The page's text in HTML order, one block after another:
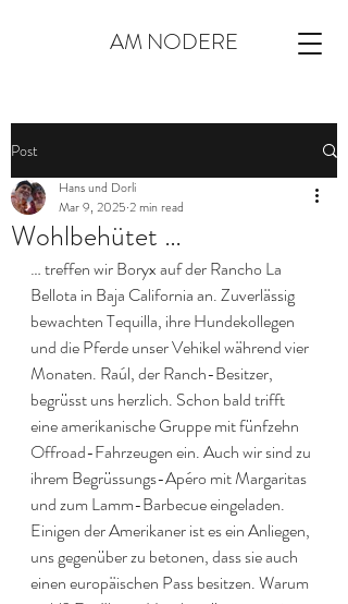
AM NODERE
Post
Wohlbehütet …
Hans und Dorli
Mar 9, 2025 2 min read
… treffen wir Boryx auf der Rancho La
Bellota in Baja California an. Zuverlässig
bewachten Tequilla, ihre Hundekollegen
und die Pferde unser Vehikel während vier
Monaten. Raúl, der Ranch-Besitzer,
begrüsst uns herzlich. Schon bald trifft
eine amerikanische Gruppe mit fünfzehn
Offroad-Fahrzeugen ein. Auch wir sind zu
ihrem Begrüssungs-Apéro mit Margaritas
und zum Lamm-Barbecue eingeladen.
Einigen der Amerikaner ist es ein Anliegen,
uns gegenüber zu betonen, dass sie auch
einen europäischen Pass besitzen. Warum